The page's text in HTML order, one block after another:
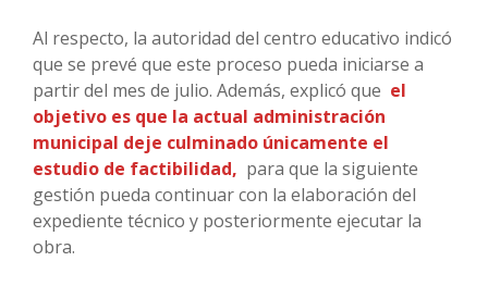
Al respecto, la autoridad del centro educativo indicó
que se prevé que este proceso pueda iniciarse a
partir del mes de julio. Además, explicó que el
objetivo es que la actual administración
municipal deje culminado únicamente el
estudio de factibilidad, para que la siguiente
gestión pueda continuar con la elaboración del
expediente técnico y posteriormente ejecutar la
obra.